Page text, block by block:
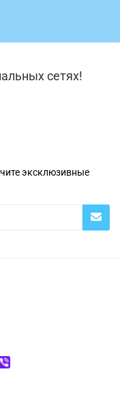
сетях!
эксклюзивные